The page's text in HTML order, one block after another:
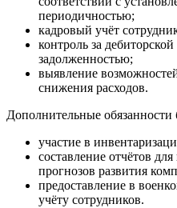
периодичностью;
кадровый учёт
контроль за
задолженностью;
выявление
снижения расходов.
Дополнительные обязанности
участие в
составление отчётов
прогнозов развития
предоставление в
учёту сотрудников.